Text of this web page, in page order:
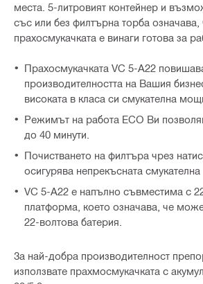
места. 5-литровият контейнер и
със или без филтърна торба означава,
прахосмукачката е винаги готова за
Прахосмукачката VC 5-A22
производителността на Вашия
високата в класа си смукателна
Режимът на работа ECО Ви
до 40 минути.
Почистването на филтъра чрез
осигурява непрекъсната
VC 5-A22 е напълно съвместима с
платформа, което означава, че
22-волтова батерия.
За най-добра производителност
използвате прахмосмукачката с